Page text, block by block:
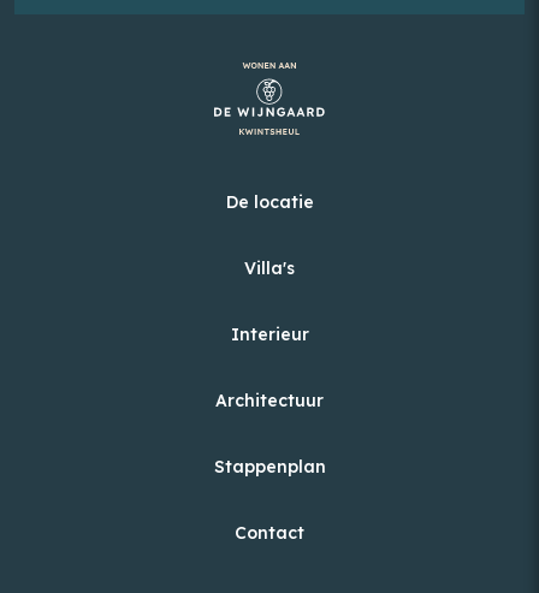
De locatie
Villa's
Interieur
Architectuur
Stappenplan
Contact